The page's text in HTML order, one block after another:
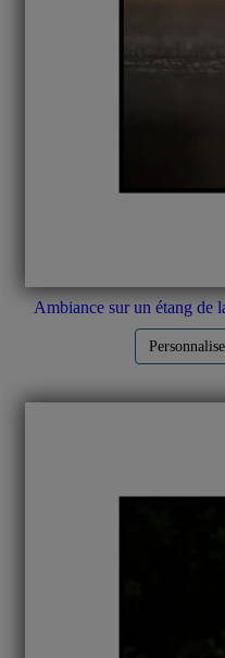
Ambiance sur un étang de